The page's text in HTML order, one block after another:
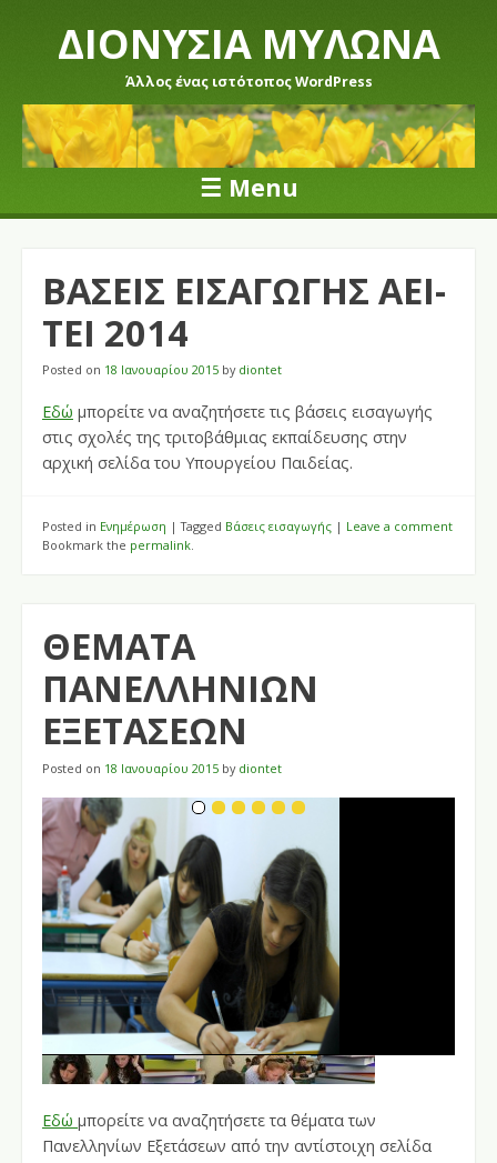
ΔΙΟΝΥΣΙΑ ΜΥΛΩΝΑ
Άλλος ένας ιστότοπος WordPress
☰ Menu
Skip to content
ΒΑΣΕΙΣ ΕΙΣΑΓΩΓΗΣ ΑΕΙ-
ΤΕΙ 2014
Posted on 18 Ιανουαρίου 2015 by diontet
Εδώ μπορείτε να αναζητήσετε τις βάσεις εισαγωγής
στις σχολές της τριτοβάθμιας εκπαίδευσης στην
αρχική σελίδα του Υπουργείου Παιδείας.
Posted in Ενημέρωση |Tagged Βάσεις εισαγωγής | Leave a comment
Bookmark the permalink.
ΘΕΜΑΤΑ
ΠΑΝΕΛΛΗΝΙΩΝ
ΕΞΕΤΑΣΕΩΝ
Posted on 18 Ιανουαρίου 2015 by diontet
Εδώ μπορείτε να αναζητήσετε τα θέματα των
Πανελληνίων Εξετάσεων από την αντίστοιχη σελίδα